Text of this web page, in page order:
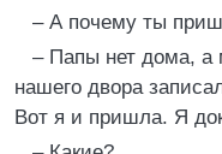
– А почему ты
– Папы нет дома, а
нашего двора
Вот я и пришла. Я